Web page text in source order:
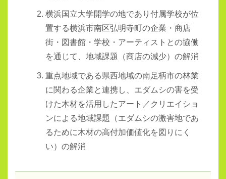
横浜国立大学開学の地であり付属学校が位
置する横浜市南区弘明寺町の企業・商店
街・図書館・学校・アーティストとの協働
を通じて、地域課題（商店の減少）の解消
重点地域である県西地域の南足柄市の林業
に関わる企業と連携し、エダムシの害を受
けた木材を活用したアート／クリエイショ
ンによる地域課題（エダムシの激害地であ
るために木材の高付加価値化を図りにく
い）の解消